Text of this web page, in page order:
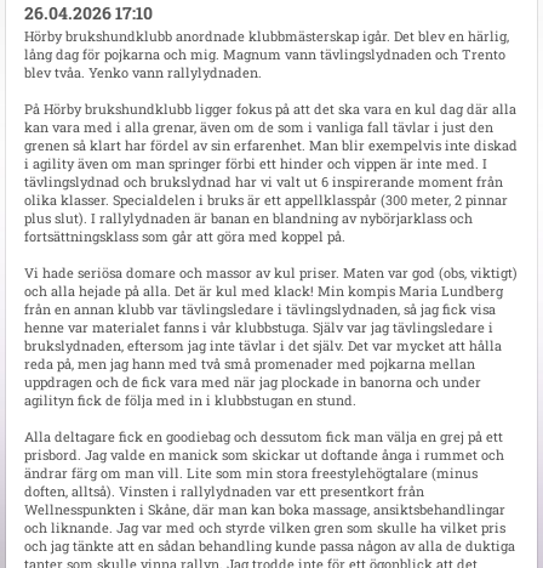
26.04.2026 17:10
Hörby brukshundklubb anordnade klubbmästerskap igår. Det blev en härlig,
lång dag för pojkarna och mig. Magnum vann tävlingslydnaden och Trento
blev tvåa. Yenko vann rallylydnaden.
På Hörby brukshundklubb ligger fokus på att det ska vara en kul dag där alla
kan vara med i alla grenar, även om de som i vanliga fall tävlar i just den
grenen så klart har fördel av sin erfarenhet. Man blir exempelvis inte diskad
i agility även om man springer förbi ett hinder och vippen är inte med. I
tävlingslydnad och brukslydnad har vi valt ut 6 inspirerande moment från
olika klasser. Specialdelen i bruks är ett appellklasspår (300 meter, 2 pinnar
plus slut). I rallylydnaden är banan en blandning av nybörjarklass och
fortsättningsklass som går att göra med koppel på.
Vi hade seriösa domare och massor av kul priser. Maten var god (obs, viktigt)
och alla hejade på alla. Det är kul med klack! Min kompis Maria Lundberg
från en annan klubb var tävlingsledare i tävlingslydnaden, så jag fick visa
henne var materialet fanns i vår klubbstuga. Själv var jag tävlingsledare i
brukslydnaden, eftersom jag inte tävlar i det själv. Det var mycket att hålla
reda på, men jag hann med två små promenader med pojkarna mellan
uppdragen och de fick vara med när jag plockade in banorna och under
agilityn fick de följa med in i klubbstugan en stund.
Alla deltagare fick en goodiebag och dessutom fick man välja en grej på ett
prisbord. Jag valde en manick som skickar ut doftande ånga i rummet och
ändrar färg om man vill. Lite som min stora freestylehögtalare (minus
doften, alltså). Vinsten i rallylydnaden var ett presentkort från
Wellnesspunkten i Skåne, där man kan boka massage, ansiktsbehandlingar
och liknande. Jag var med och styrde vilken gren som skulle ha vilket pris
och jag tänkte att en sådan behandling kunde passa någon av alla de duktiga
tanter som skulle vinna rallyn. Jag trodde inte för ett ögonblick att det